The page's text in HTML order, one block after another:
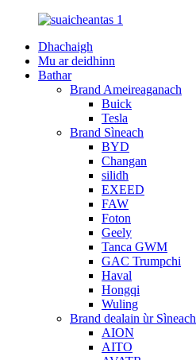
Dhachaigh
Mu ar deidhinn
Bathar
Brand Ameireaganach
Buick
Tesla
Brand Sìneach
BYD
Changan
silidh
EXEED
FAW
Foton
Geely
Tanca GWM
GAC Trumpchi
Haval
Hongqi
Wuling
Brand dealain ùr Sìneach
AION
AITO